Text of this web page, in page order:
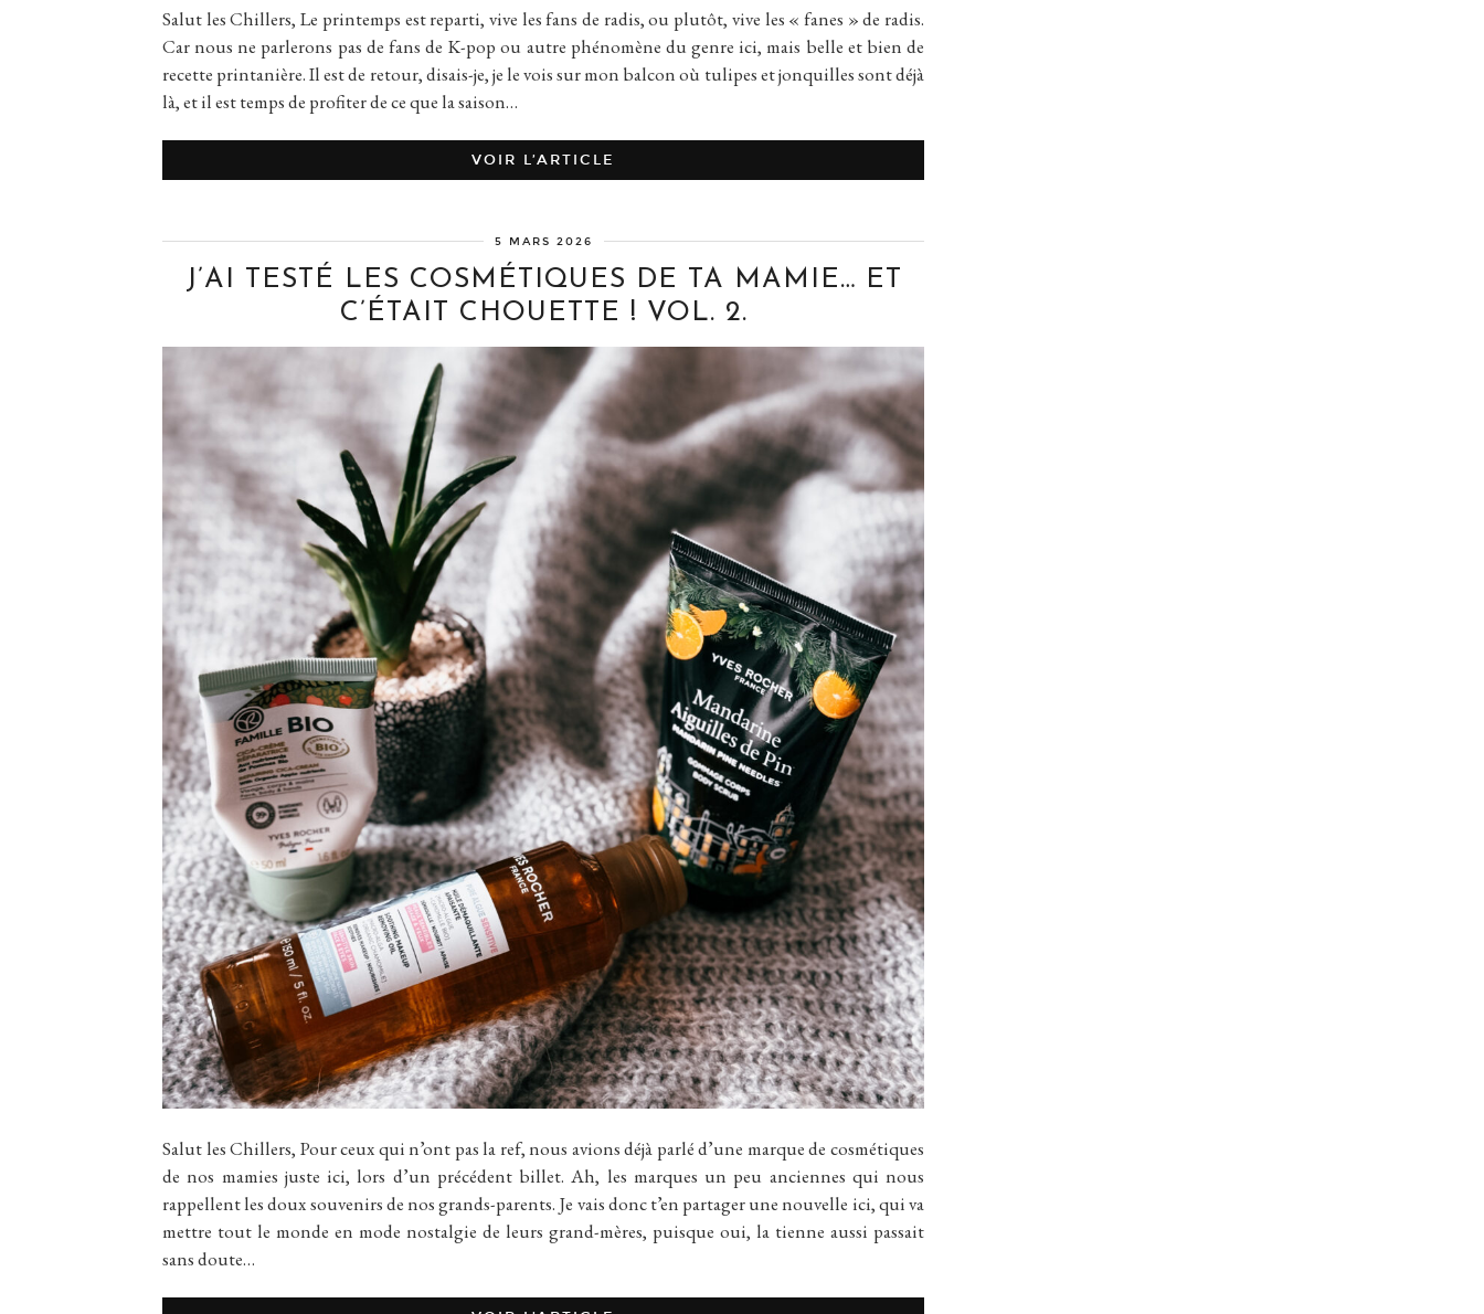
Salut les Chillers, Le printemps est reparti, vive les fans de radis, ou plutôt, vive les « fanes » de radis.
Car nous ne parlerons pas de fans de K-pop ou autre phénomène du genre ici, mais belle et bien de
recette printanière. Il est de retour, disais-je, je le vois sur mon balcon où tulipes et jonquilles sont déjà
là, et il est temps de profiter de ce que la saison…
VOIR L’ARTICLE
5 MARS 2026
J’AI TESTÉ LES COSMÉTIQUES DE TA MAMIE… ET
C’ÉTAIT CHOUETTE ! VOL. 2.
Salut les Chillers, Pour ceux qui n’ont pas la ref, nous avions déjà parlé d’une marque de cosmétiques
de nos mamies juste ici, lors d’un précédent billet. Ah, les marques un peu anciennes qui nous
rappellent les doux souvenirs de nos grands-parents. Je vais donc t’en partager une nouvelle ici, qui va
mettre tout le monde en mode nostalgie de leurs grand-mères, puisque oui, la tienne aussi passait
sans doute…